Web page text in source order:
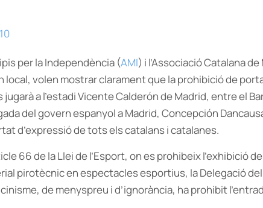
per la Independència (AMI) i l’Associació Catalana
local, volen mostrar clarament que la prohibició de
jugarà a l’estadi Vicente Calderón de Madrid, entre el
del govern espanyol a Madrid, Concepción
d’expressió de tots els catalans i catalanes.
66 de la Llei de l’Esport, on es prohibeix l’exhibició
pirotècnic en espectacles esportius, la Delegació
de menyspreu i d’ignorància, ha prohibit